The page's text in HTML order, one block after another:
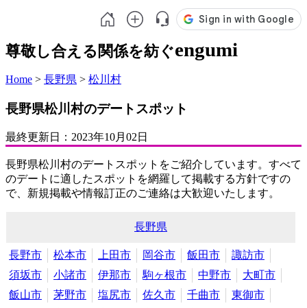
尊敬し合える関係を紡ぐengumi
Home > 長野県 > 松川村
長野県松川村のデートスポット
最終更新日： 2023年10月02日
長野県松川村のデートスポットをご紹介しています。すべて
のデートに適したスポットを網羅して掲載する方針ですの
で、新規掲載や情報訂正のご連絡は大歓迎いたします。
長野県
長野市 松本市 上田市 岡谷市 飯田市
諏訪市
須坂市
小諸市 伊那市 駒ヶ根市 中野市
大町市
飯山市
茅野市 塩尻市 佐久市 千曲市
東御市